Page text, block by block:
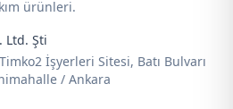
ürünleri.
Ltd. Şti
İşyerleri Sitesi, Batı Bulvarı
/ Ankara